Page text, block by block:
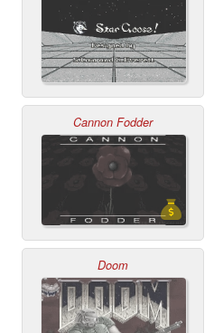
Cannon Fodder
Doom